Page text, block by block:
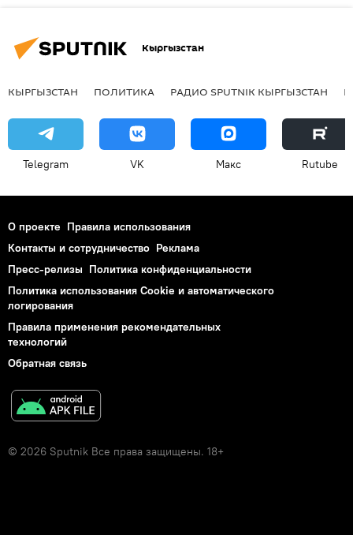
Кыргызстан
КЫРГЫЗСТАН ПОЛИТИКА РАДИО SPUTNIK КЫРГЫЗСТАН
Telegram VK Макс Rutube
О проекте Правила использования
Контакты и сотрудничество Реклама
Пресс-релизы Политика конфиденциальности
Политика использования Cookie и автоматического
логирования
Правила применения рекомендательных
технологий
Обратная связь
© 2026 Sputnik Все права защищены. 18+